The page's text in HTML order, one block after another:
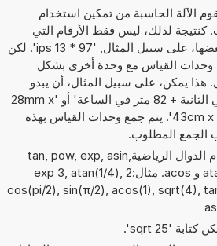
الآلة الحاسبة من تمكين استخدام
كنتيجة لذلك، ليس فقط الأرقام التي
يمكن حساب مع بعضها، على سبيل المثال, '97 * 13 ips'. لكن
وحدات القياس مع وحدة أخرى بشكل
هذا يمكن، على سبيل المثال، أن يبدو
مثل: '67 بوصة في الثانية + 82 متر في الساعة' أو '28mm x
43cm x 58dm = ? cm^3'. يتم جمع وحدات القياس بهذه
الجمع المطلوب.
يمكن أيضًا استخدام الدوال الرياضيةtan, pow, exp, asin,
atan, sqrt, sin, cos و acos. مثال:2 exp 3, atan(1/4),
cos(pi/2), sin(π/2), acos(1), sqrt(4),